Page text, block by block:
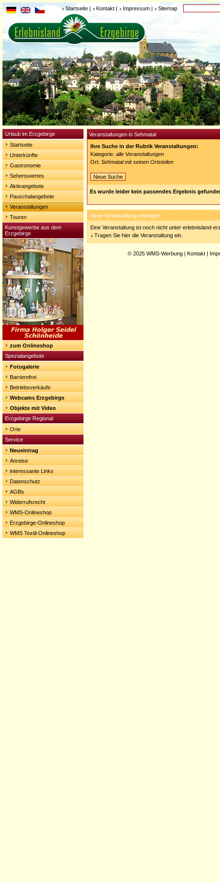
Startseite | Kontakt | Impressum | Sitemap
Urlaub im Erzgebirge
Startseite
Unterkünfte
Gastronomie
Sehenswertes
Aktivangebote
Pauschalangebote
Veranstaltungen
Touren
Kunstgewerbe aus dem
Erzgebirge
zum Onlineshop
Spezialangebote
Fotogalerie
Barrierefrei
Betriebsverkäufe
Webcams Erzgebirge
Objekte mit Video
Erzgebirge Regional
Orte
Service
Neueintrag
Anreise
interessante Links
Datenschutz
AGBs
Widerrufsrecht
WMS-Onlineshop
Erzgebirge-Onlineshop
WMS Textil-Onlineshop
Veranstaltungen in Sehmatal
Ihre Suche in der Rubrik Veranstaltungen:
Kategorie: alle Veranstaltungen
Ort: Sehmatal mit seinen Ortsteilen
Neue Suche
Es wurde leider kein passendes Ergebnis
Neue Veranstaltung eintragen
Eine Veranstaltung ist noch nicht unter erlebnisland-
Tragen Sie hier die Veranstaltung ein.
© 2025 WMS-Werbung | Kontakt |